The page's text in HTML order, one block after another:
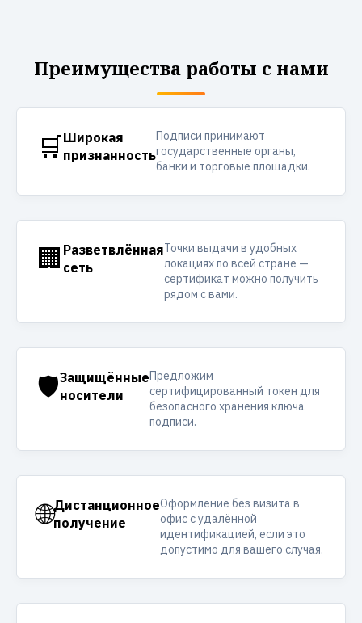
Преимущества работы с нами
🛒Широкая
признанность
Подписи принимают
государственные органы,
банки и торговые площадки.
🏢 Разветвлённая
сеть
Точки выдачи в удобных
локациях по всей стране —
сертификат можно получить
рядом с вами.
🛡️Защищённые
носители
Предложим
сертифицированный токен для
безопасного хранения ключа
подписи.
🌐Дистанционное
получение
Оформление без визита в
офис с удалённой
идентификацией, если это
допустимо для вашего случая.